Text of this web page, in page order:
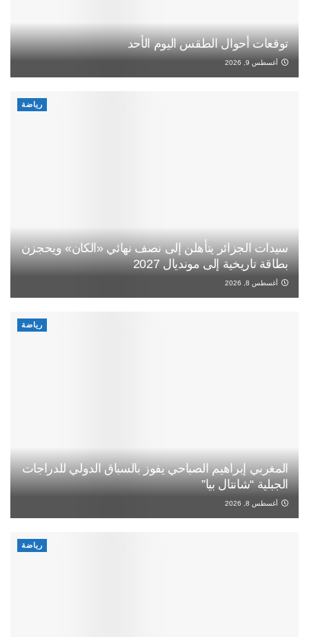
توقعات أحوال الطقس اليوم الأحد
أغسطس 9, 2026
رياضة
سيدات الجزائر يتأهلن إلى نصف نهائي «الكان» ويحجزن
بطاقة تاريخية إلى مونديال 2027
أغسطس 8, 2026
رياضة
المغربي إبراهيم الصباحي يفوز بالسباق الدولي للدراجات
الجبلية “شانتال بيا”
أغسطس 8, 2026
رياضة